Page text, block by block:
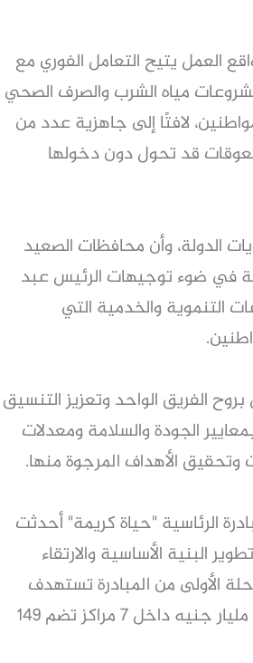
العمل يتيح التعامل الفوري مع
مياه الشرب والصرف الصحي
لافتًا إلى جاهزية عدد من
قد تحول دون دخولها
الدولة، وأن محافظات الصعيد
في ضوء توجيهات الرئيس عبد
التنموية والخدمية التي
الفريق الواحد وتعزيز التنسيق
الجودة والسلامة ومعدلات
وتحقيق الأهداف المرجوة منها.
الرئاسية "حياة كريمة" أحدثت
البنية الأساسية والارتقاء
الأولى من المبادرة تستهدف
تنفيذ 2716 مشروعًا خدميًا وتنمويًا بتكلفة تقترب من 80 مليار جنيه داخل 7 مراكز تضم 149